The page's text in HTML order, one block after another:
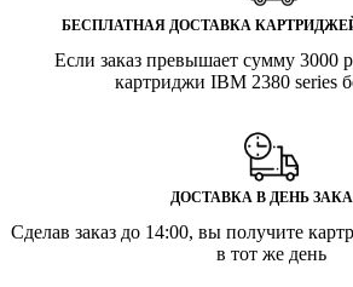
БЕСПЛАТНАЯ ДОСТАВКА КАРТРИДЖЕЙ
Если заказ превышает сумму 3000
картриджи IBM 2380 series
ДОСТАВКА В ДЕНЬ
Сделав заказ до 14:00, вы получите
в тот же день